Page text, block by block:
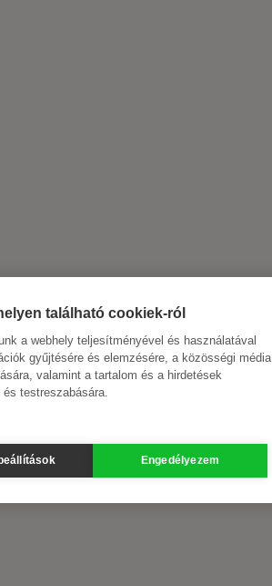
található cookiek-ról
a webhely teljesítményével és használatával
gyűjtésére és elemzésére, a közösségi média
valamint a tartalom és a hirdetések
testreszabására.
Engedélyezem